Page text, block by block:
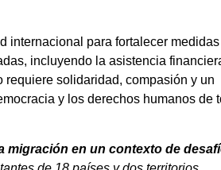
internacional para fortalecer
incluyendo la asistencia
requiere solidaridad, compasión y un
y los derechos humanos de
migración en un contexto de